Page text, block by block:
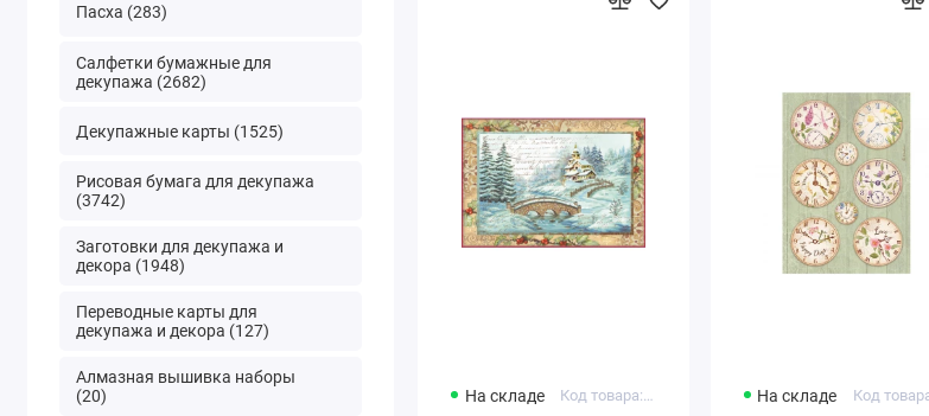
Пасха (283)
Салфетки бумажные для
декупажа (2682)
Декупажные карты (1525)
Рисовая бумага для декупажа
(3742)
Заготовки для декупажа и
декора (1948)
Переводные карты для
декупажа и декора (127)
Алмазная вышивка наборы
(20)
На складе Код товара: DFSA4040 На складе